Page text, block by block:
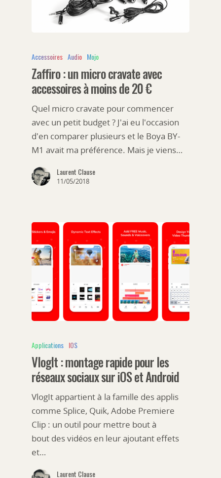
Accessoires Audio Mojo
Zaffiro : un micro cravate avec
accessoires à moins de 20 €
Quel micro cravate pour commencer
avec un petit budget ? J'ai eu l'occasion
d'en comparer plusieurs et le Boya BY-
M1 avait ma préférence. Mais je viens…
Laurent Clause
11/05/2018
Applications IOS
VlogIt : montage rapide pour les
réseaux sociaux sur iOS et Android
VlogIt appartient à la famille des applis
comme Splice, Quik, Adobe Premiere
Clip : un outil pour mettre bout à
bout des vidéos en leur ajoutant effets
et…
Laurent Clause